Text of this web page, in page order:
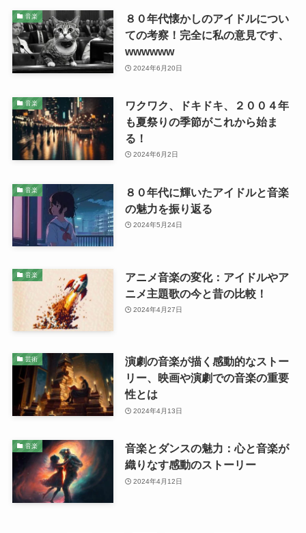
音楽
８０年代懐かしのアイドルについ
ての考察！完全に私の意見です、
wwwwww
2024年6月20日
音楽
ワクワク、ドキドキ、２００４年
も夏祭りの季節がこれから始ま
る！
2024年6月2日
音楽
８０年代に輝いたアイドルと音楽
の魅力を振り返る
2024年5月24日
音楽
アニメ音楽の変化：アイドルやア
ニメ主題歌の今と昔の比較！
2024年4月27日
芸術
演劇の音楽が描く感動的なストー
リー、映画や演劇での音楽の重要
性とは
2024年4月13日
音楽
音楽とダンスの魅力：心と音楽が
織りなす感動のストーリー
2024年4月12日